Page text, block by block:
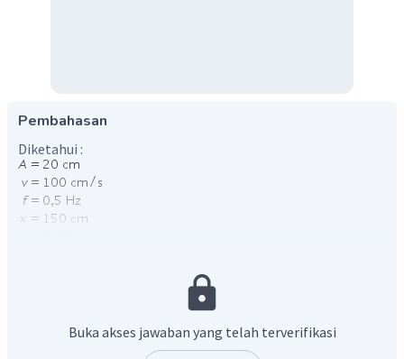
Pembahasan
Diketahui :
Panjang gelombang tersebut
Perubahan sudut fase untuk fase berlawanan adalah 180°.
Buka akses jawaban yang telah terverifikasi